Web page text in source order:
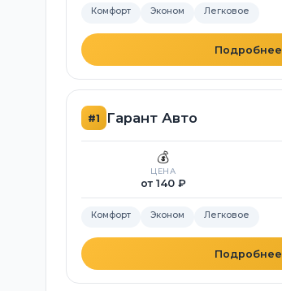
Комфорт Эконом Легковое
Подробнее
#1 Гарант Авто
💰
ЦЕНА
от 140 ₽
Комфорт Эконом Легковое
Подробнее